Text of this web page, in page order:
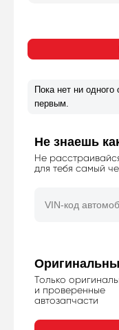
Пока нет ни
первым.
Не знаешь
Не
для тебя самый
Только
и проверенные
автозапчасти